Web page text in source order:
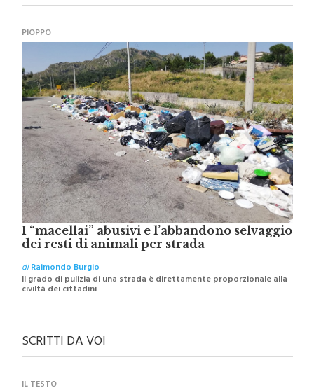
PIOPPO
I “macellai” abusivi e l’abbandono selvaggio
dei resti di animali per strada
diRaimondo Burgio
Il grado di pulizia di una strada è direttamente proporzionale alla
civiltà dei cittadini
SCRITTI DA VOI